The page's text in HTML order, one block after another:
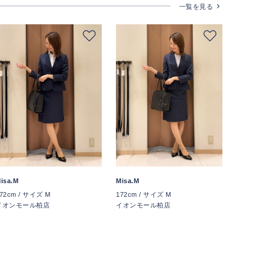
一覧を見る
/ サイズ M
オンモール柏店
Misa.M
172cm / サイズ M
イオンモール柏店